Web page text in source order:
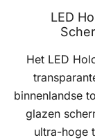
LED
Het LED
binnenlandse
glazen
ultra-hoge